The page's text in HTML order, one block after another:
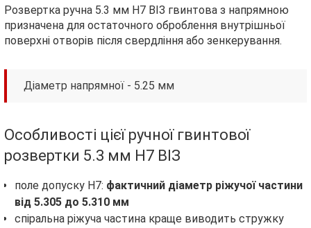
Розвертка ручна 5.3 мм H7 ВІЗ гвинтова з напрямною
призначена для остаточного оброблення внутрішньої
поверхні отворів після свердління або зенкерування.
Діаметр напрямної - 5.25 мм
Особливості цієї ручної гвинтової
розвертки 5.3 мм H7 ВІЗ
поле допуску H7: фактичний діаметр ріжучої частини
від 5.305 до 5.310 мм
спіральна ріжуча частина краще виводить стружку